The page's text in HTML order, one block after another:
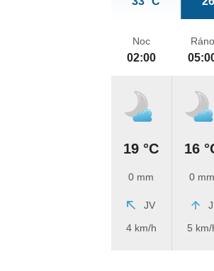
Noc
02:00
19 °C
0 mm
JV
4 km/h
Ráno
16
0 mm
J
5 km/